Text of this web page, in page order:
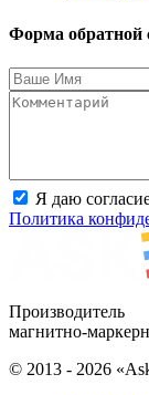
Форма обратной
Я даю
Политика
Производитель
магнитно-
© 2013 - 2026